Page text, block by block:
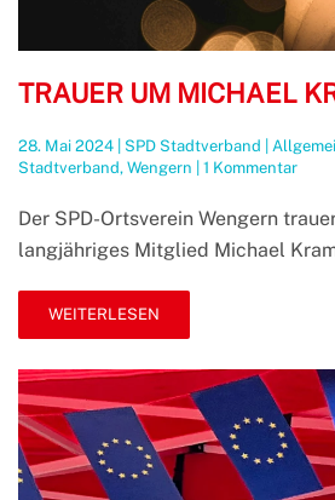
TRAUER UM MICHAEL
28. Mai 2024 SPD Stadtverband
Stadtverband, Wengern 1 Kommentarzu
um
Der SPD-Ortsverein Wengern
langjähriges Mitglied Michael
WEITERLESEN